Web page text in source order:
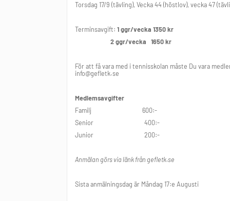
Torsdag 17/9 (tävling), Vecka 44 (höstlov), vecka 47
Terminsavgift: 1 ggr/vecka 1350 kr
2 ggr/vecka 1650 kr
För att få vara med i tennisskolan måste Du vara
info@gefletk.se
Medlemsavgifter
Familj 600:-
Senior 400:-
Junior 200:-
Anmälan görs via länk från gefletk.se
Sista anmälningsdag är Måndag 17:e Augusti